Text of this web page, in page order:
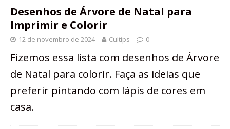
Desenhos de Árvore de Natal para
Imprimir e Colorir
12 de novembro de 2024 Cultips 0
Fizemos essa lista com desenhos de Árvore
de Natal para colorir. Faça as ideias que
preferir pintando com lápis de cores em
casa.